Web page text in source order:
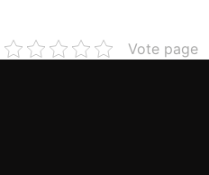
Vote page